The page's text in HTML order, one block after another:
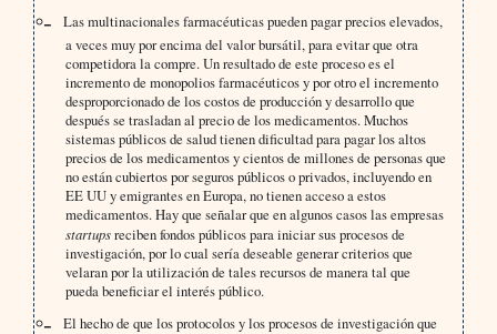
Las multinacionales farmacéuticas pueden pagar precios elevados,
a veces muy por encima del valor bursátil, para evitar que otra
competidora la compre. Un resultado de este proceso es el
incremento de monopolios farmacéuticos y por otro el incremento
desproporcionado de los costos de producción y desarrollo que
después se trasladan al precio de los medicamentos. Muchos
sistemas públicos de salud tienen dificultad para pagar los altos
precios de los medicamentos y cientos de millones de personas que
no están cubiertos por seguros públicos o privados, incluyendo en
EE UU y emigrantes en Europa, no tienen acceso a estos
medicamentos. Hay que señalar que en algunos casos las empresas
startupsreciben fondos públicos para iniciar sus procesos de
investigación, por lo cual sería deseable generar criterios que
velaran por la utilización de tales recursos de manera tal que
pueda beneficiar el interés público.
El hecho de que los protocolos y los procesos de investigación que